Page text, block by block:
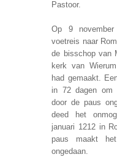
Pastoor.
Op 9
voetreis naar
de bisschop van
kerk van
had gemaakt.
in 72 dagen om
door de paus
deed het
januari 1212 in
paus maakt
ongedaan.